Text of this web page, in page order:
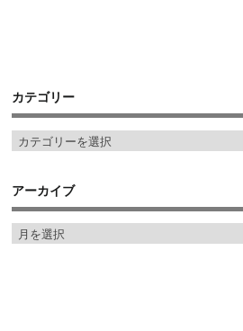
カテゴリー
アーカイブ